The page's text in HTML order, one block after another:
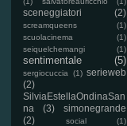
sceneggiatori (2)
screamqueens
(1)
scuolacinema
(1)
seiquelchemangi
(1)
sentimentale (5)
sergiocuccia (1) serieweb
(2)
SilviaEstellaOndinaSan
na
(3)
simonegrande
(2)
social
(1)